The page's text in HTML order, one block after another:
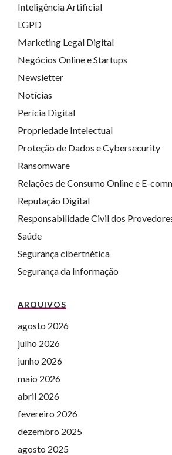
Inteligência Artificial
LGPD
Marketing Legal Digital
Negócios Online e Startups
Newsletter
Notícias
Perícia Digital
Propriedade Intelectual
Proteção de Dados e Cybersecurity
Ransomware
Relações de Consumo Online e E-
Reputação Digital
Responsabilidade Civil dos
Saúde
Segurança cibertnética
Segurança da Informação
ARQUIVOS
agosto 2026
julho 2026
junho 2026
maio 2026
abril 2026
fevereiro 2026
dezembro 2025
agosto 2025